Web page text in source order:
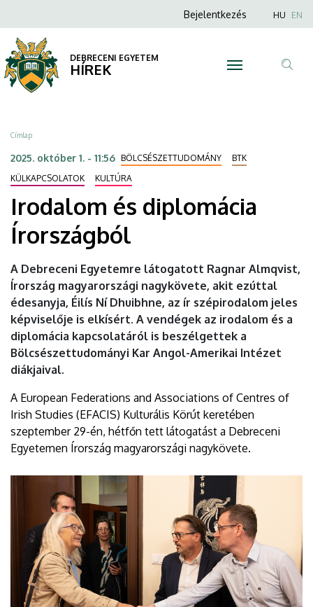
és
diplomácia
Írországból
DEBRECENI
EGYETEM
a
tartalomra
Anonim
menüje
Bejelentkezés HU EN
DEBRECENI EGYETEM
HÍREK
Morzsa
Címlap
2025. október 1. - 11:56 BÖLCSÉSZETTUDOMÁNY
BTK
KÜLKAPCSOLATOK
KULTÚRA
Irodalom és diplomácia
Írországból
A Debreceni Egyetemre látogatott Ragnar Almqvist,
Írország magyarországi nagykövete, akit ezúttal
édesanyja, Éilís Ní Dhuibhne, az ír szépirodalom jeles
képviselője is elkísért. A vendégek az irodalom és a
diplomácia kapcsolatáról is beszélgettek a
Bölcsészettudományi Kar Angol-Amerikai Intézet
diákjaival.
A European Federations and Associations of Centres of
Irish Studies (EFACIS) Kulturális Körút keretében
szeptember 29-én, hétfőn tett látogatást a Debreceni
Egyetemen Írország magyarországi nagykövete.